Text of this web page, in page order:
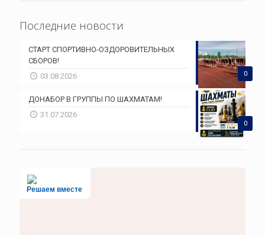
Последние новости
0
СТАРТ СПОРТИВНО-ОЗДОРОВИТЕЛЬНЫХ
СБОРОВ!
03.08.2026
0
ДОНАБОР В ГРУППЫ ПО ШАХМАТАМ!
31.07.2026
Решаем вместе